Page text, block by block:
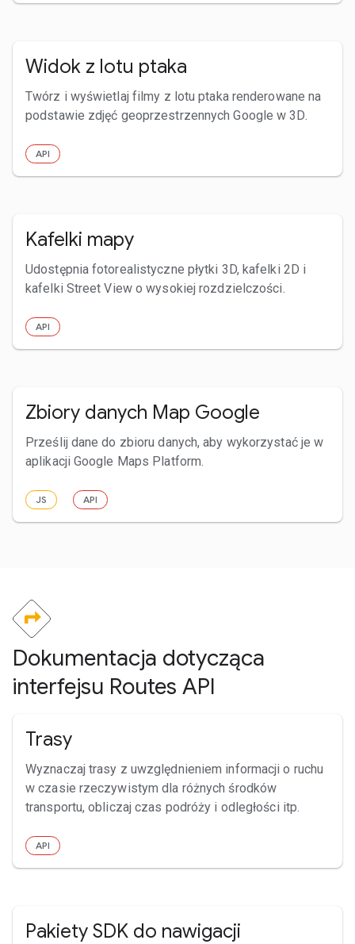
Widok z lotu ptaka
Twórz i wyświetlaj filmy z lotu ptaka renderowane na
podstawie zdjęć geoprzestrzennych Google w 3D.
API
Kafelki mapy
Udostępnia fotorealistyczne płytki 3D, kafelki 2D i
kafelki Street View o wysokiej rozdzielczości.
API
Zbiory danych Map Google
Prześlij dane do zbioru danych, aby wykorzystać je w
aplikacji Google Maps Platform.
JS API
Dokumentacja dotycząca
interfejsu Routes API
Trasy
Wyznaczaj trasy z uwzględnieniem informacji o ruchu
w czasie rzeczywistym dla różnych środków
transportu, obliczaj czas podróży i odległości itp.
API
Pakiety SDK do nawigacji